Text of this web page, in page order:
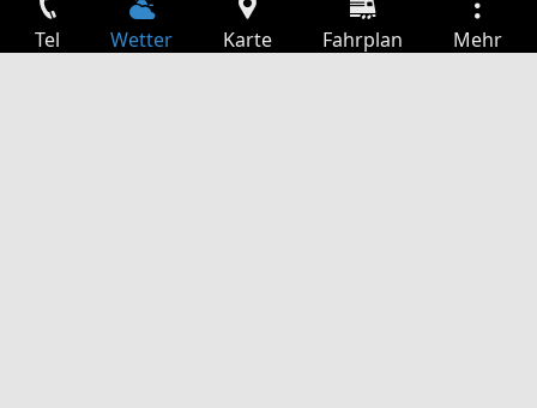
Tel Wetter Karte Fahrplan Mehr